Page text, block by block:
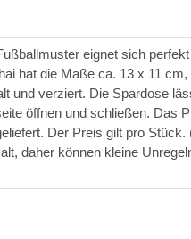
eignet sich perfekt
hat die Maße ca. 13 x 11 cm,
und verziert. Die Spardose
öffnen und schließen. Das
Der Preis gilt pro Stück.
daher können kleine